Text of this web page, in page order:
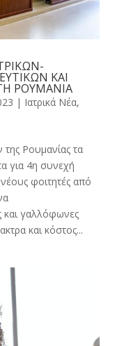
ΚΑΙ
ΡΟΥΜΑΝΙΑ
| Ιατρικά Νέα,
Ρουμανίας τα
για 4η συνεχή
φοιτητές από
γαλλόφωνες
και κόστος...